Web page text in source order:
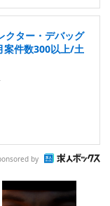
クター・デバッグ
案件数300以上/土
by